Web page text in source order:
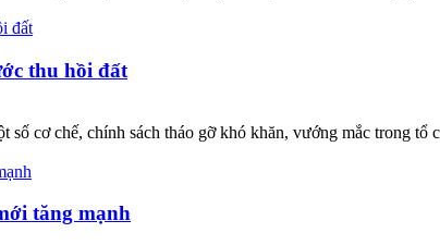
thu hồi đất
cơ chế, chính sách tháo gỡ khó khăn, vướng mắc trong
tăng mạnh